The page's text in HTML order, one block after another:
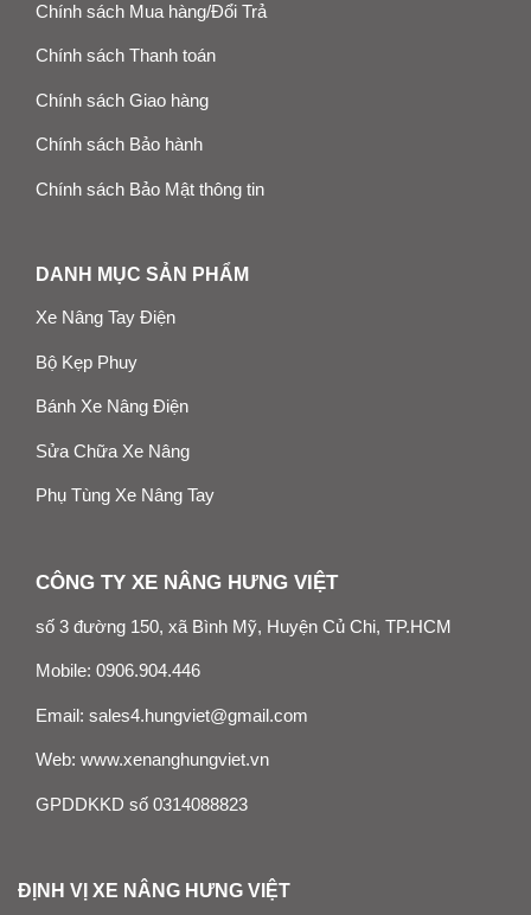
Chính sách Mua hàng/Đổi Trả
Chính sách Thanh toán
Chính sách Giao hàng
Chính sách Bảo hành
Chính sách Bảo Mật thông tin
DANH MỤC SẢN PHẨM
Xe Nâng Tay Điện
Bộ Kẹp Phuy
Bánh Xe Nâng Điện
Sửa Chữa Xe Nâng
Phụ Tùng Xe Nâng Tay
CÔNG TY XE NÂNG HƯNG VIỆT
số 3 đường 150, xã Bình Mỹ, Huyện Củ Chi, TP.HCM
Mobile: 0906.904.446
Email: sales4.hungviet@gmail.com
Web: www.xenanghungviet.vn
GPDDKKD số 0314088823
ĐỊNH VỊ XE NÂNG HƯNG VIỆT